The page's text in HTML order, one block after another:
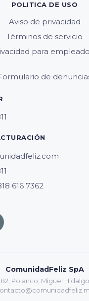
POLITICA DE USO
Aviso de privacidad
Términos de servicio
para
de
616 7362
ComunidadFeliz SpA
Polanco, Miguel Hidalgo,